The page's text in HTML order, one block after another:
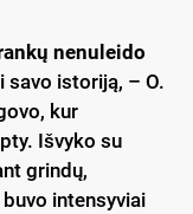
nenuleido
istoriją, – O.
kur
Išvyko su
grindų,
intensyviai